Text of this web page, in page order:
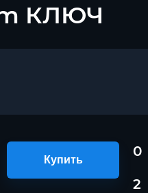
КЛЮЧ
Купить
0
2